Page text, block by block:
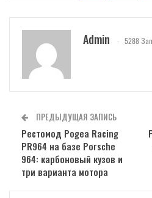
Admin 5288
ПРЕДЫДУЩАЯ ЗАПИСЬ
Рестомод Pogea Racing
PR964 на базе Porsche
964: карбоновый кузов и
три варианта мотора